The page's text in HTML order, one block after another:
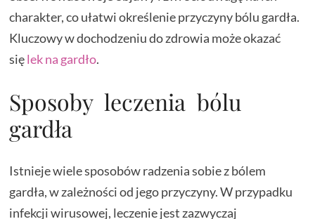
charakter, co ułatwi określenie przyczyny bólu gardła.
Kluczowy w dochodzeniu do zdrowia może okazać
sięlek na gardło.
Sposoby leczenia bólu
gardła
Istnieje wiele sposobów radzenia sobie z bólem
gardła, w zależności od jego przyczyny. W przypadku
infekcji wirusowej, leczenie jest zazwyczaj